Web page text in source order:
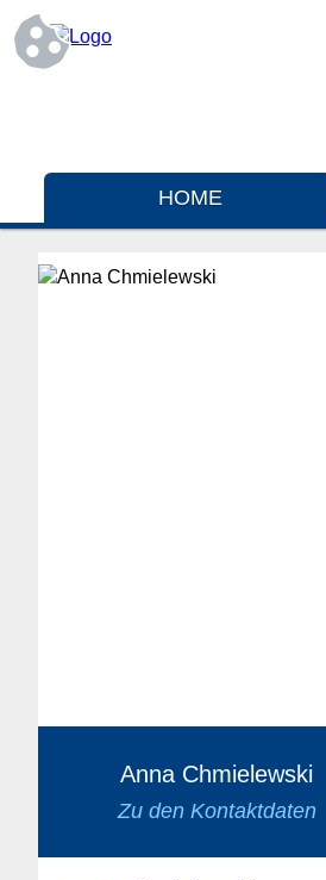
HOME
Anna Chmielewski
Zu den Kontaktdaten